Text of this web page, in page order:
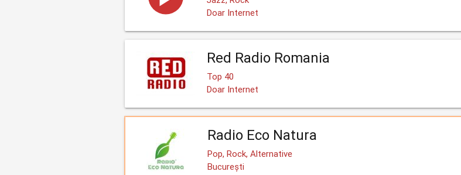
Doar Internet
Red Radio Romania
Top 40
Doar Internet
Radio Eco Natura
Pop, Rock, Alternative
București